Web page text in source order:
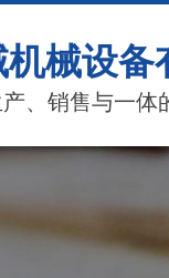
械设备
、销售与一体